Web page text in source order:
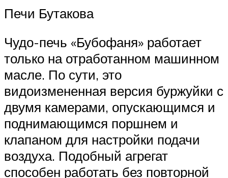
Печи Бутакова
Чудо-печь «Бубофаня» работает
только на отработанном машинном
масле. По сути, это
видоизмененная версия буржуйки с
двумя камерами, опускающимся и
поднимающимся поршнем и
клапаном для настройки подачи
воздуха. Подобный агрегат
способен работать без повторной